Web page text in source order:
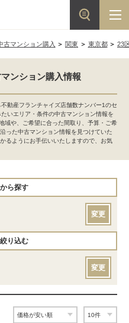
古マンション購入 関東 東京都 23
ンション購入情報
動産フランチャイズ店舗数ナンバー1のセ
いエリア・条件の中古マンション情報を
域や、ご希望に合った間取り、予算・ご希
った中古マンション情報を見つけていた
るようにお手伝いいたしますので、お気
ら探す
変更
り込む
変更